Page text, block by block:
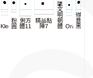
KleeOne
粉
圓
俐方
體11
精品點
陣7
匯
文
明
朝
體 Oradano
得
意
黑